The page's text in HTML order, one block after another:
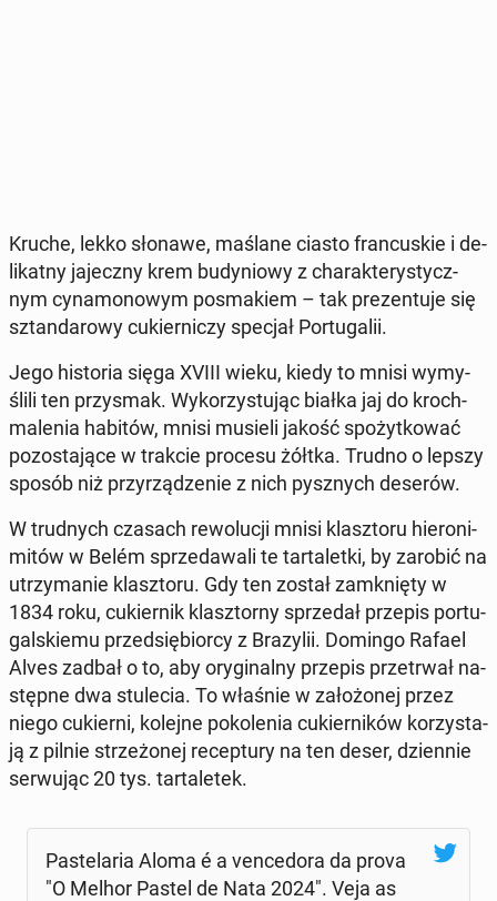
Kruche, lekko słonawe, maślane ciasto fran­cu­skie i de­
li­kat­ny ja­jecz­ny krem bu­dy­nio­wy z cha­rak­te­ry­stycz­
nym cy­na­mo­no­wym po­sma­kiem – tak pre­zen­tu­je się
sztan­da­ro­wy cu­kier­ni­czy specjał Por­tu­ga­lii.
Jego hi­sto­ria sięga XVIII wieku, kiedy to mnisi wy­my­
śli­li ten przy­smak. Wy­ko­rzy­stu­jąc białka jaj do kroch­
ma­le­nia habitów, mnisi musieli jakość spo­żyt­ko­wać
po­zo­sta­ją­ce w trakcie procesu żółtka. Trudno o lepszy
sposób niż przy­rzą­dze­nie z nich pysz­nych deserów.
W trud­nych czasach re­wo­lu­cji mnisi klasz­to­ru hie­ro­ni­
mi­tów w Belém sprze­da­wa­li te tar­ta­let­ki, by zarobić na
utrzy­ma­nie klasz­to­ru. Gdy ten został za­mknię­ty w
1834 roku, cu­kier­nik klasz­tor­ny sprze­dał przepis por­tu­
gal­skie­mu przed­się­bior­cy z Bra­zy­lii. Domingo Rafael
Alves zadbał o to, aby ory­gi­nal­ny przepis prze­trwał na­
stęp­ne dwa stu­le­cia. To właśnie w za­ło­żo­nej przez
niego cu­kier­ni, kolejne po­ko­le­nia cu­kier­ni­ków ko­rzy­sta­
ją z pilnie strze­żo­nej re­cep­tu­ry na ten deser, dzien­nie
ser­wu­jąc 20 tys. tar­ta­le­tek.
Pa­ste­la­ria Aloma é a ven­ce­do­ra da prova
"O Melhor Pastel de Nata 2024". Veja as